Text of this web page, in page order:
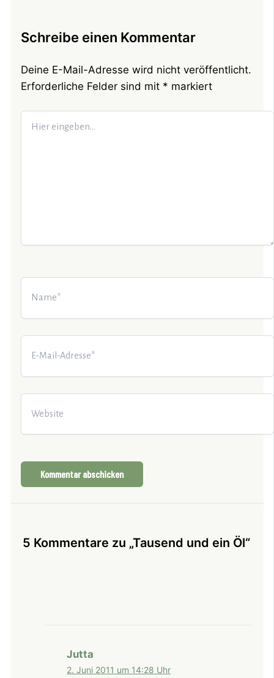
Schreibe einen Kommentar
Deine E-Mail-Adresse wird nicht veröffentlicht.
Erforderliche Felder sind mit * markiert
Hier
eingeben…
Name*
E-
Mail-
Website
5 Kommentare zu „Tausend und ein Öl“
Jutta
2. Juni 2011 um 14:28 Uhr